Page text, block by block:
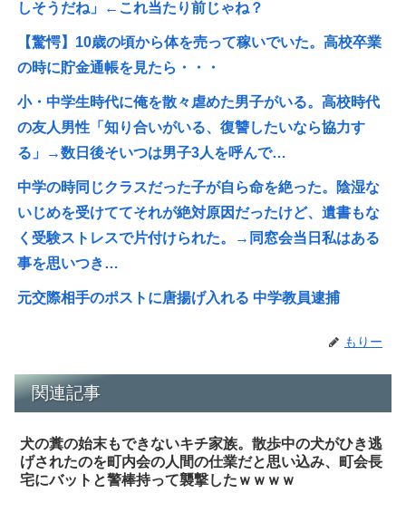
しそうだね」←これ当たり前じゃね？
【驚愕】10歳の頃から体を売って稼いでいた。高校卒業
の時に貯金通帳を見たら・・・
小・中学生時代に俺を散々虐めた男子がいる。高校時代
の友人男性「知り合いがいる、復讐したいなら協力す
る」→数日後そいつは男子3人を呼んで…
中学の時同じクラスだった子が自ら命を絶った。陰湿な
いじめを受けててそれが絶対原因だったけど、遺書もな
く受験ストレスで片付けられた。→同窓会当日私はある
事を思いつき…
元交際相手のポストに唐揚げ入れる 中学教員逮捕
もりー
関連記事
犬の糞の始末もできないキチ家族。散歩中の犬がひき逃
げされたのを町内会の人間の仕業だと思い込み、町会長
宅にバットと警棒持って襲撃したｗｗｗｗ